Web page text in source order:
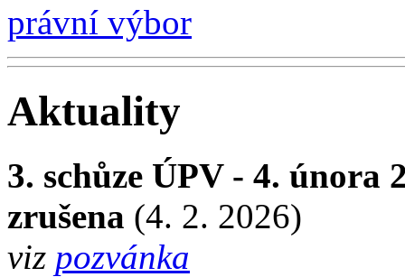
právní výbor
Aktuality
3. schůze ÚPV - 4. února
zrušena (4. 2. 2026)
viz pozvánka